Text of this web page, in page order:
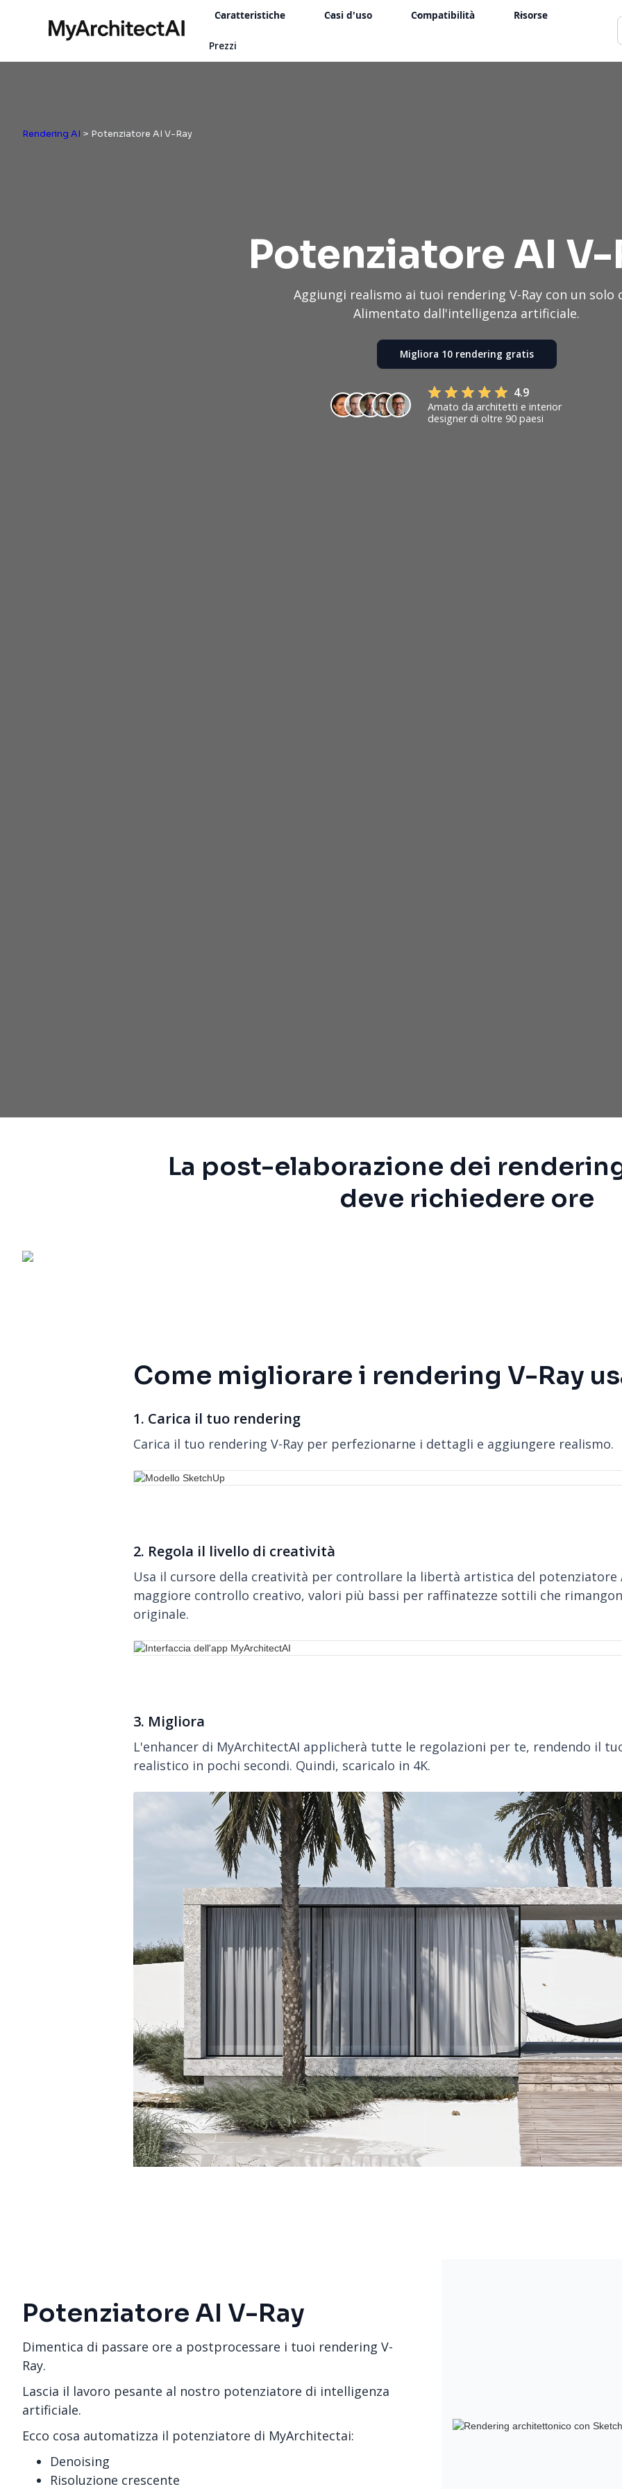
Caratteristiche Casi d'uso Compatibilità Risorse
Prezzi
Rendering AI > Potenziatore AI V-Ray
Potenziatore AI V-
Aggiungi realismo ai tuoi rendering V-Ray con un solo
Alimentato dall'intelligenza artificiale.
Migliora 10 rendering gratis
4.9
Amato da architetti e interior
designer di oltre 90 paesi
La post-elaborazione dei
deve richiedere ore
Come migliorare i rendering V-Ray
1. Carica il tuo rendering
Carica il tuo rendering V-Ray per perfezionarne i dettagli e aggiungere realismo.
2. Regola il livello di creatività
Usa il cursore della creatività per controllare la libertà artistica del potenziatore
maggiore controllo creativo, valori più bassi per raffinatezze sottili che
originale.
3. Migliora
L'enhancer di MyArchitectAI applicherà tutte le regolazioni per te, rendendo il
realistico in pochi secondi. Quindi, scaricalo in 4K.
Potenziatore AI V-Ray
Dimentica di passare ore a postprocessare i tuoi rendering V-
Ray.
Lascia il lavoro pesante al nostro potenziatore di intelligenza
artificiale.
Ecco cosa automatizza il potenziatore di MyArchitectai:
Denoising
Risoluzione crescente